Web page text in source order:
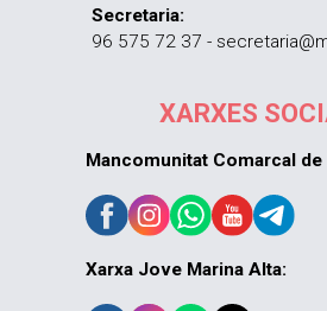
Secretaria:
96 575 72 37 -
XARXES
Mancomunitat Comarcal de
Xarxa Jove Marina Alta: